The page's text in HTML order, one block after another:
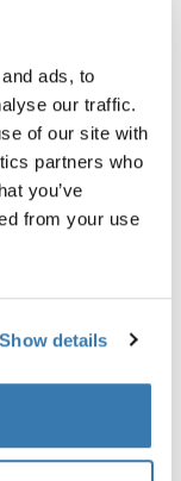
ads, to
our traffic.
of our site with
partners who
you’ve
from your use
Show details